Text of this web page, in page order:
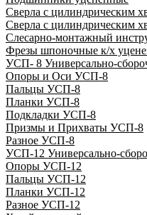
Сверла с цилиндрическим
Сверла с цилиндрическим
Слесарно-монтажный
Фрезы шпоночные к/х
УСП- 8 Универсально-
Опоры и Оси УСП-8
Пальцы УСП-8
Планки УСП-8
Подкладки УСП-8
Призмы и Прихваты УСП-8
Разное УСП-8
УСП-12 Универсально-
Опоры УСП-12
Пальцы УСП-12
Планки УСП-12
Разное УСП-12